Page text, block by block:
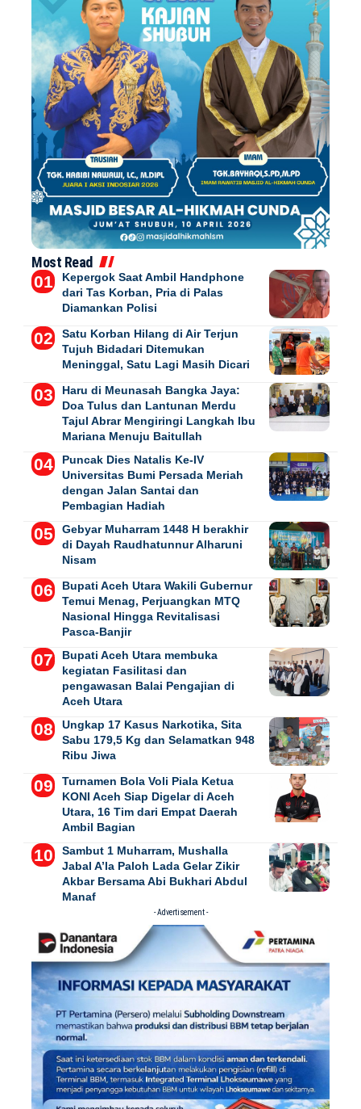
Most Read
Kepergok Saat Ambil Handphone
dari Tas Korban, Pria di Palas
Diamankan Polisi
Satu Korban Hilang di Air Terjun
Tujuh Bidadari Ditemukan
Meninggal, Satu Lagi Masih Dicari
Haru di Meunasah Bangka Jaya:
Doa Tulus dan Lantunan Merdu
Tajul Abrar Mengiringi Langkah Ibu
Mariana Menuju Baitullah
Puncak Dies Natalis Ke-IV
Universitas Bumi Persada Meriah
dengan Jalan Santai dan
Pembagian Hadiah
Gebyar Muharram 1448 H berakhir
di Dayah Raudhatunnur Alharuni
Nisam
Bupati Aceh Utara Wakili Gubernur
Temui Menag, Perjuangkan MTQ
Nasional Hingga Revitalisasi
Pasca-Banjir
Bupati Aceh Utara membuka
kegiatan Fasilitasi dan
pengawasan Balai Pengajian di
Aceh Utara
Ungkap 17 Kasus Narkotika, Sita
Sabu 179,5 Kg dan Selamatkan 948
Ribu Jiwa
Turnamen Bola Voli Piala Ketua
KONI Aceh Siap Digelar di Aceh
Utara, 16 Tim dari Empat Daerah
Ambil Bagian
Sambut 1 Muharram, Mushalla
Jabal A’la Paloh Lada Gelar Zikir
Akbar Bersama Abi Bukhari Abdul
Manaf
- Advertisement -